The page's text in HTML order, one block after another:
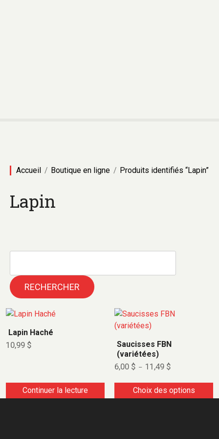
Accueil Boutique en ligne Produits identifiés “Lapin”
Lapin
RECHERCHER
Lapin Haché
10,99 $
Continuer la lecture
Saucisses FBN
(variétées)
6,00 $ – 11,49 $
Choix des options